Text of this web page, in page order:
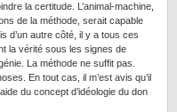
la certitude. L’animal-machine,
de la méthode, serait capable
d’un autre côté, il y a tous ces
la vérité sous les signes de
La méthode ne suffit pas.
En tout cas, il m’est avis qu’il
du concept d’idéologie du don